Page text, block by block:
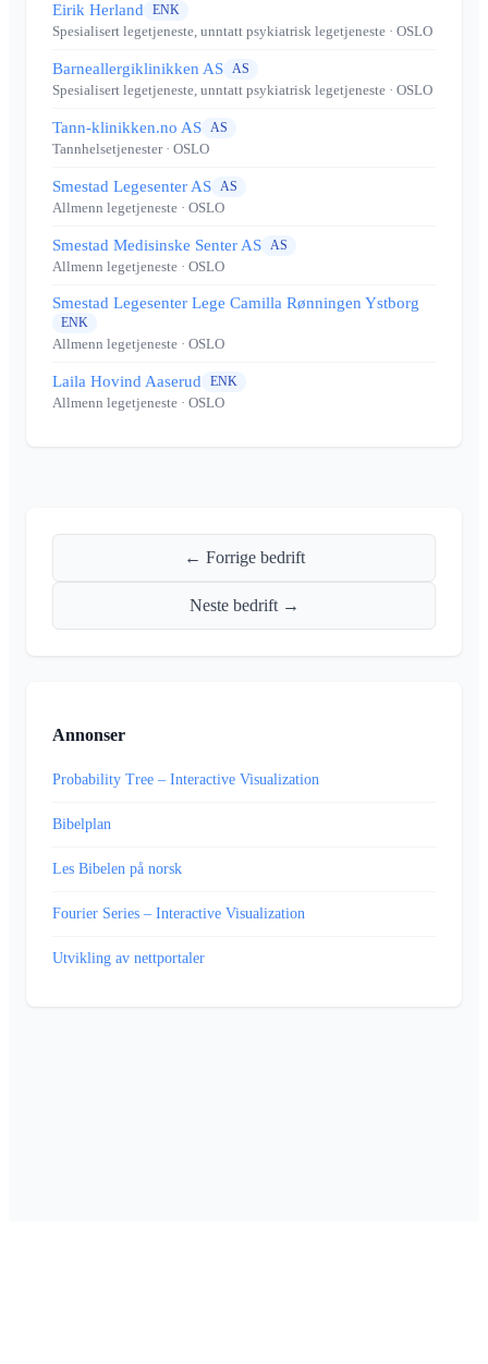
Eirik Herland ENK
Spesialisert legetjeneste, unntatt psykiatrisk legetjeneste · OSLO
Barneallergiklinikken AS AS
Spesialisert legetjeneste, unntatt psykiatrisk legetjeneste · OSLO
Tann-klinikken.no AS AS
Tannhelsetjenester· OSLO
Smestad Legesenter AS AS
Allmenn legetjeneste · OSLO
Smestad Medisinske Senter AS AS
Allmenn legetjeneste · OSLO
Smestad Legesenter Lege Camilla Rønningen Ystborg
ENK
Allmenn legetjeneste · OSLO
Laila Hovind Aaserud ENK
Allmenn legetjeneste · OSLO
← Forrige bedrift
Neste bedrift →
Annonser
Probability Tree – Interactive Visualization
Bibelplan
Les Bibelen på norsk
Fourier Series – Interactive Visualization
Utvikling av nettportaler